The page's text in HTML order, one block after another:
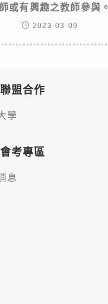
或有興趣之教師參與。
2023-03-09
盟合作
學
考專區
息